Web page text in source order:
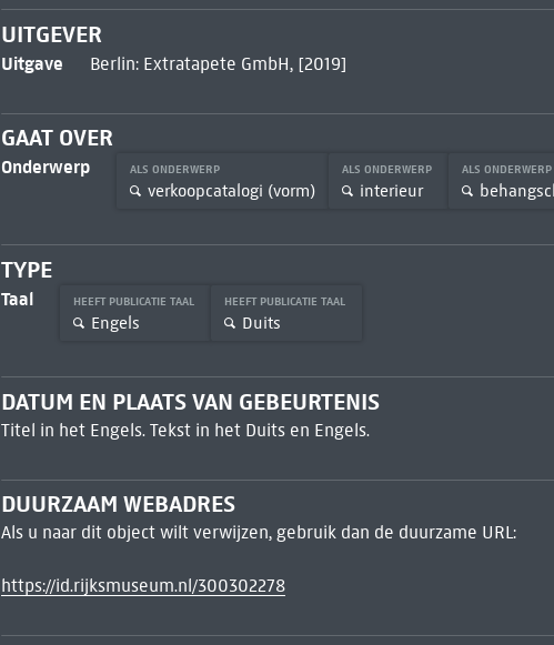
UITGEVER
Uitgave Berlin: Extratapete GmbH, [2019]
GAAT OVER
Onderwerp ALS ONDERWERP
verkoopcatalogi (vorm)
ALS ONDERWERP
interieur
ALS ONDERWERP
TYPE
Taal HEEFT PUBLICATIE TAAL
Engels
HEEFT PUBLICATIE TAAL
Duits
DATUM EN PLAATS VAN GEBEURTENIS
Titel in het Engels. Tekst in het Duits en Engels.
DUURZAAM WEBADRES
Als u naar dit object wilt verwijzen, gebruik dan de duurzame URL:
https://id.rijksmuseum.nl/300302278